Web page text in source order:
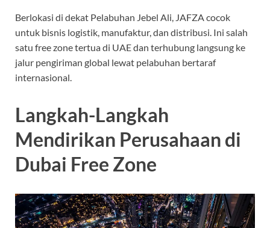
Berlokasi di dekat Pelabuhan Jebel Ali, JAFZA cocok
untuk bisnis logistik, manufaktur, dan distribusi. Ini salah
satu free zone tertua di UAE dan terhubung langsung ke
jalur pengiriman global lewat pelabuhan bertaraf
internasional.
Langkah-Langkah
Mendirikan Perusahaan di
Dubai Free Zone